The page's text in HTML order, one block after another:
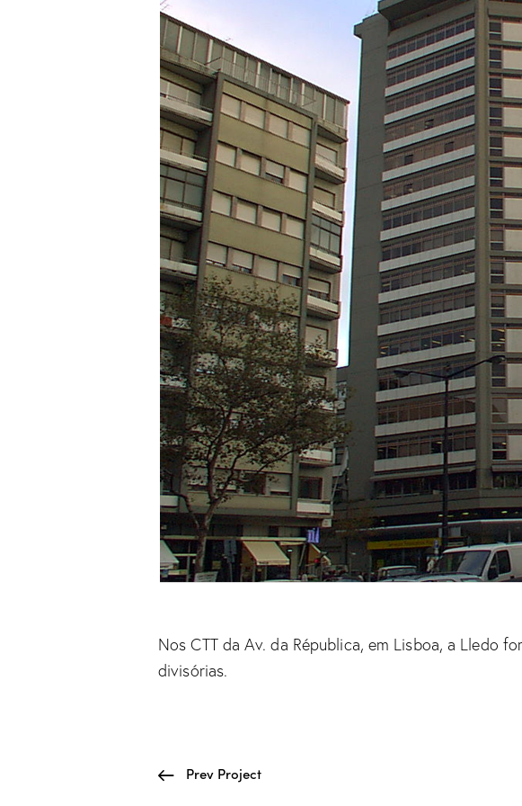
Nos CTT da Av. da Républica, em Lisboa, a Lledo
divisórias.
Prev Project